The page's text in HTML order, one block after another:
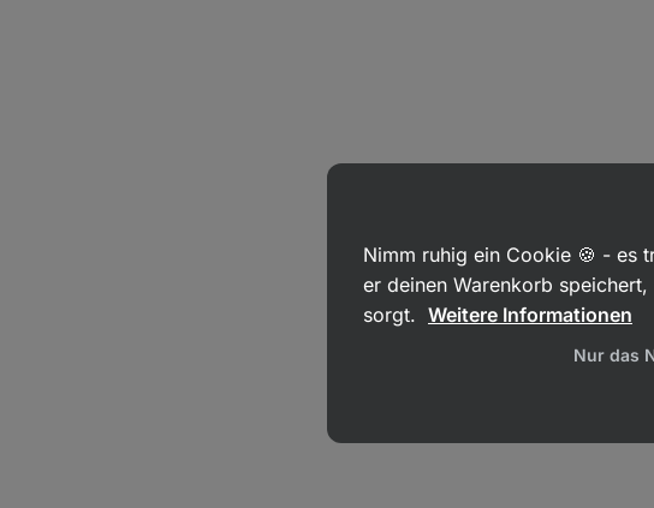
Nimm ruhig ein Cookie 🍪 - es
er deinen Warenkorb
sorgt. Weitere Informationen
Nur das